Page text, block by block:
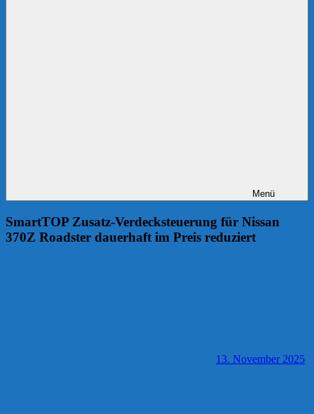
Menü
SmartTOP Zusatz-Verdecksteuerung für Nissan
370Z Roadster dauerhaft im Preis reduziert
13. November 2025